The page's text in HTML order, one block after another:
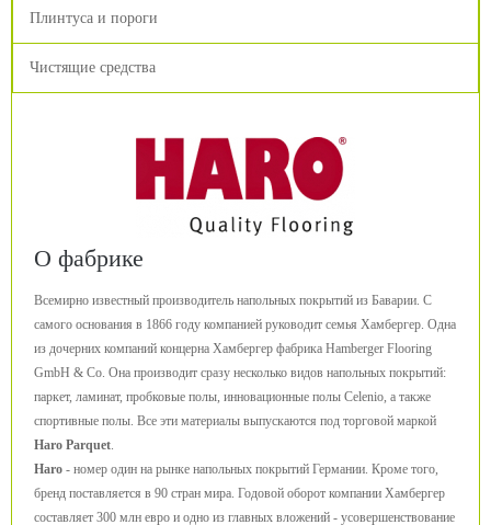
Плинтуса и пороги
Чистящие средства
О фабрике
Всемирно известный производитель напольных покрытий из Баварии. С
самого основания в 1866 году компанией руководит семья Хамбергер. Одна
из дочерних компаний концерна Хамбергер фабрика Hamberger Flooring
GmbH & Co. Она производит сразу несколько видов напольных покрытий:
паркет, ламинат, пробковые полы, инновационные полы Celenio, а также
спортивные полы. Все эти материалы выпускаются под торговой маркой
Haro Parquet.
Haro - номер один на рынке напольных покрытий Германии. Кроме того,
бренд поставляется в 90 стран мира. Годовой оборот компании Хамбергер
составляет 300 млн евро и одно из главных вложений - усовершенствование